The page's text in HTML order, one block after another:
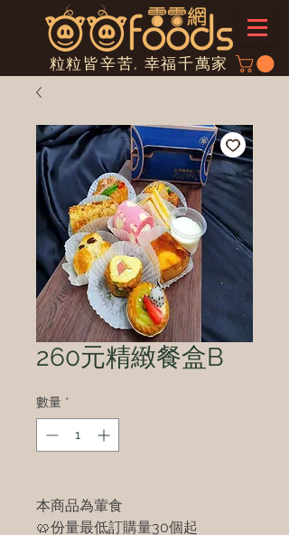
粒粒皆辛苦, 幸福千萬家
260元精緻餐盒B
數量 *
本商品為葷食
🥨份量最低訂購量30個起